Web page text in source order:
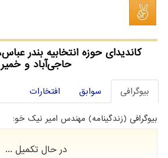
کاندیدای حوزه انتخابیه بندر
حاجی‌آباد و خمیر
بیوگرافی سوابق افتخارات
بیوگرافی (زندگینامه) مهندس امیر نیک خو:
در حال تکمیل ...